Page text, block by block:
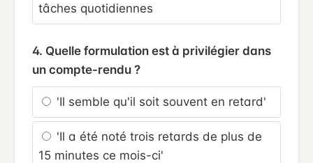
tâches quotidiennes
4. Quelle formulation est à privilégier dans
un compte-rendu ?
'Il semble qu'il soit souvent en retard'
'Il a été noté trois retards de plus de
15 minutes ce mois-ci'